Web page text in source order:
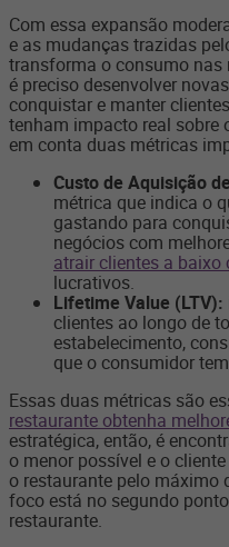
Com essa expansão
e as mudanças trazidas
transforma o consumo nas
é preciso desenvolver
conquistar e manter
tenham impacto real sobre
em conta duas métricas
Custo de Aquisição
métrica que indica o
gastando para
negócios com
atrair clientes a baixo
lucrativos.
Lifetime Value (LTV):
clientes ao longo de
estabelecimento,
que o consumidor
Essas duas métricas são
restaurante obtenha
estratégica, então, é
o menor possível e o
o restaurante pelo máximo
foco está no segundo
restaurante.